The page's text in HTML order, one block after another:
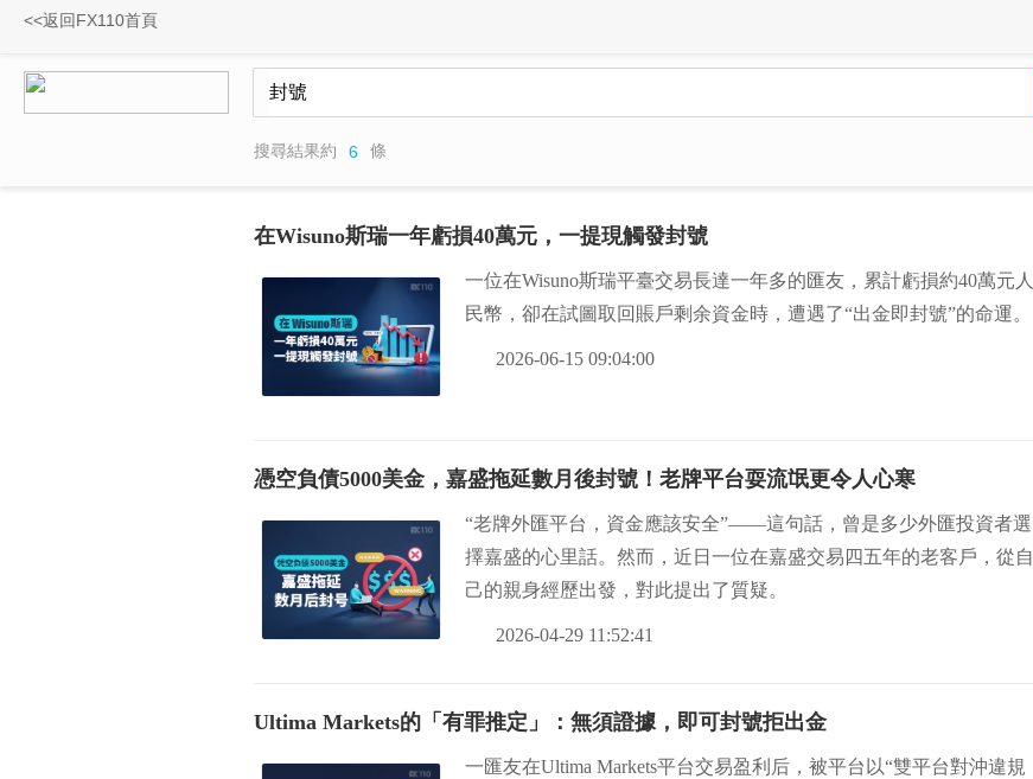
<<返回FX110首頁
搜尋結果約 6 條
在Wisuno斯瑞一年虧損40萬元，一提現觸發封號
一位在Wisuno斯瑞平臺交易長達一年多的匯友，累計虧損約40萬元人
民幣，卻在試圖取回賬戶剩余資金時，遭遇了“出金即封號”的命運。
2026-06-15 09:04:00
憑空負債5000美金，嘉盛拖延數月後封號！老牌平台耍流氓更令人心寒
“老牌外匯平台，資金應該安全”——這句話，曾是多少外匯投資者選
擇嘉盛的心里話。然而，近日一位在嘉盛交易四五年的老客戶，從自
己的親身經歷出發，對此提出了質疑。
2026-04-29 11:52:41
Ultima Markets的「有罪推定」：無須證據，即可封號拒出金
一匯友在Ultima Markets平台交易盈利后，被平台以“雙平台對沖違規